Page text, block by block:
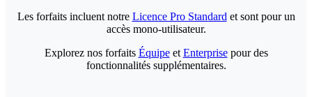
Les forfaits incluent notre Licence Pro Standard et sont pour un
accès mono-utilisateur.
Explorez nos forfaits Équipeet Enterprisepour des
fonctionnalités supplémentaires.